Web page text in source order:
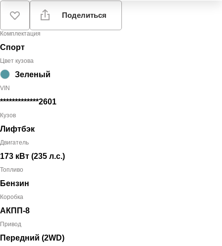
Поделиться
Комплектация
Спорт
Цвет кузова
Зеленый
VIN
*************2601
Кузов
Лифтбэк
Двигатель
173 кВт (235 л.с.)
Топливо
Бензин
Коробка
АКПП-8
Привод
Передний (2WD)